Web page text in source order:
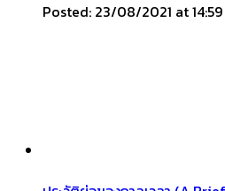
Posted: 23/08/2021 at 14:59